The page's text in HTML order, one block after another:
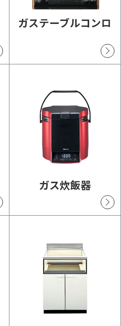
ガステーブルコンロ
ガス炊飯器